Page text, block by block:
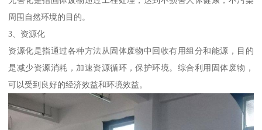
周围自然环境的目的。
3、资源化
资源化是指通过各种方法从固体废物中回收有用组分和能源，目的
是减少资源消耗，加速资源循环，保护环境。综合利用固体废物，
可以受到良好的经济效益和环境效益。